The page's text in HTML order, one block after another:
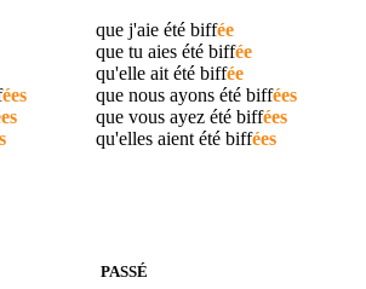
ées
que j'aie été biffée
que tu aies été biffée
qu'elle ait été biffée
que nous ayons été biffées
que vous ayez été biffées
qu'elles aient été biffées
PASSÉ